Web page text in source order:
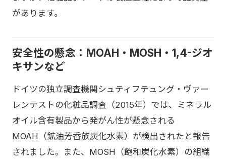
があります。
安全性の懸念：MOAH・MOSH・1,4-ジオ
キサンなど
ドイツの独立調査機関シュティフテュング・ヴァー
レンテストの化粧品調査（2015年）では、ミネラル
オイル含有製品から発がん性が懸念される
MOAH（鉱油芳香族炭化水素）が検出されたと報告
されました。また、MOSH（飽和炭化水素）の組織